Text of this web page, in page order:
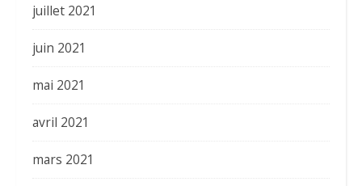
juillet 2021
juin 2021
mai 2021
avril 2021
mars 2021